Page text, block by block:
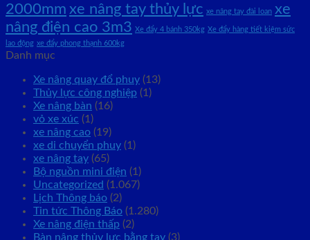
2000mm xe nâng tay thủy lực xe nâng tay đài loan xe
nâng điện cao 3m3 Xe đẩy 4 bánh 350kg Xe đẩy hàng tiết kiệm sức
lao động xe đẩy phong thạnh 600kg
Danh mục
Xe nâng quay đổ phuy (13)
Thủy lực công nghiệp (1)
Xe nâng bàn (16)
vỏ xe xúc (1)
xe nâng cao (19)
xe di chuyển phuy (1)
xe nâng tay (65)
Bộ nguồn mini điện (1)
Uncategorized (1.067)
Lịch Thông báo (2)
Tin tức Thông Báo (1.280)
Xe nâng điện thấp (2)
Bàn nâng thủy lực bằng tay (3)